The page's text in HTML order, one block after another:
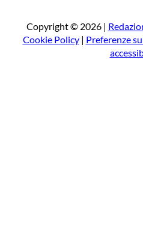
a
Copyright © 2026 |
Cookie Policy| Preferenze